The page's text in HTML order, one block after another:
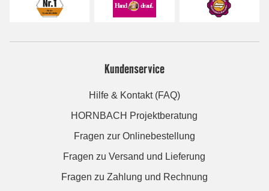
Kundenservice
Hilfe & Kontakt (FAQ)
HORNBACH Projektberatung
Fragen zur Onlinebestellung
Fragen zu Versand und Lieferung
Fragen zu Zahlung und Rechnung